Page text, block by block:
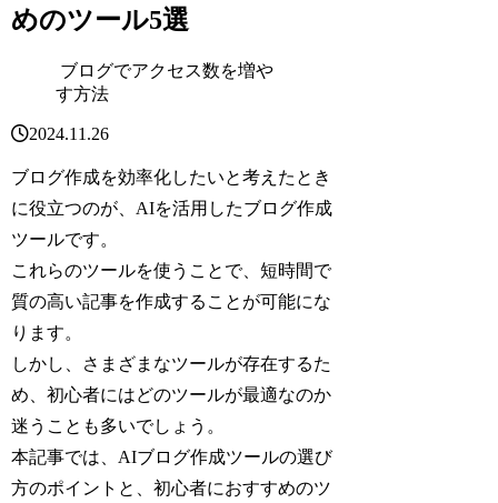
めのツール5選
ブログでアクセス数を増や
す方法
2024.11.26
ブログ作成を効率化したいと考えたとき
に役立つのが、AIを活用したブログ作成
ツールです。
これらのツールを使うことで、短時間で
質の高い記事を作成することが可能にな
ります。
しかし、さまざまなツールが存在するた
め、初心者にはどのツールが最適なのか
迷うことも多いでしょう。
本記事では、AIブログ作成ツールの選び
方のポイントと、初心者におすすめのツ